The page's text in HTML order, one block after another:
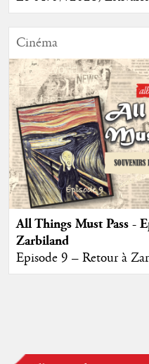
Cinéma
All Things Must Pass -
Zarbiland
Episode 9 – Retour à